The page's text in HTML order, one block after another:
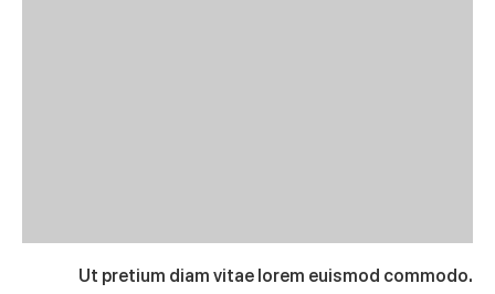
Ut pretium diam vitae lorem euismod commodo.